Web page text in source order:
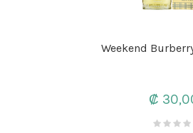
Weekend
₡